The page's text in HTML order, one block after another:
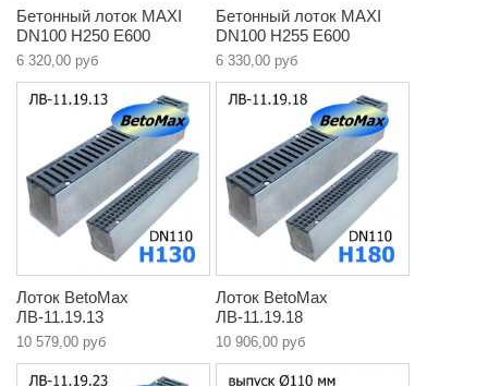
Бетонный лоток MAXI
DN100 H250 E600
6 320,00 руб
Бетонный лоток MAXI
DN100 H255 E600
6 330,00 руб
Лоток BetoMax
ЛВ-11.19.13
10 579,00 руб
Лоток BetoMax
ЛВ-11.19.18
10 906,00 руб